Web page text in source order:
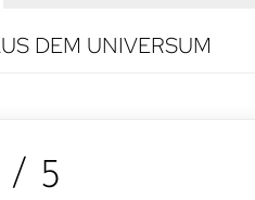
DEM UNIVERSUM
/ 5